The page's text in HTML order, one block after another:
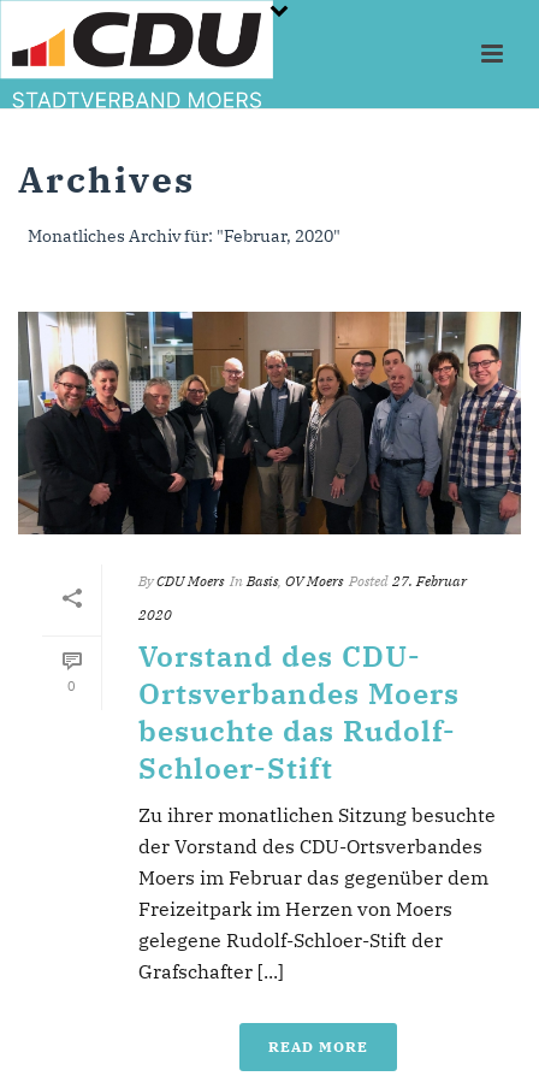
Archives
Monatliches Archiv für: "Februar, 2020"
0
By CDU Moers In Basis, OV Moers Posted 27. Februar
2020
Vorstand des CDU-
Ortsverbandes Moers
besuchte das Rudolf-
Schloer-Stift
Zu ihrer monatlichen Sitzung besuchte
der Vorstand des CDU-Ortsverbandes
Moers im Februar das gegenüber dem
Freizeitpark im Herzen von Moers
gelegene Rudolf-Schloer-Stift der
Grafschafter [...]
READ MORE